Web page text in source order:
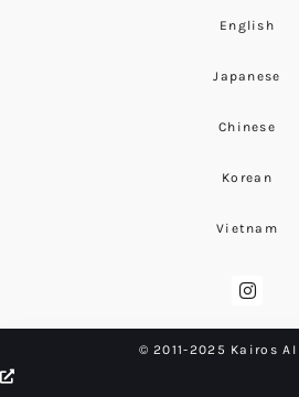
English
Japanese
Chinese
Korean
Vietnam
© 2011-2025 Kairos AI